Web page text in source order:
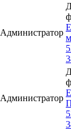
Администратор
Администратор